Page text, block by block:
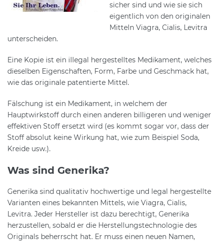
sicher sind und wie sie sich
eigentlich von den originalen
Mitteln Viagra, Cialis, Levitra
unterscheiden.
Eine Kopie ist ein illegal hergestelltes Medikament, welches
dieselben Eigenschaften, Form, Farbe und Geschmack hat,
wie das originale patentierte Mittel.
Fälschung ist ein Medikament, in welchem der
Hauptwirkstoff durch einen anderen billigeren und weniger
effektiven Stoff ersetzt wird (es kommt sogar vor, dass der
Stoff absolut keine Wirkung hat, wie zum Beispiel Soda,
Kreide usw.).
Was sind Generika?
Generika sind qualitativ hochwertige und legal hergestellte
Varianten eines bekannten Mittels, wie Viagra, Cialis,
Levitra. Jeder Hersteller ist dazu berechtigt, Generika
herzustellen, sobald er die Herstellungstechnologie des
Originals beherrscht hat. Er muss einen neuen Namen,